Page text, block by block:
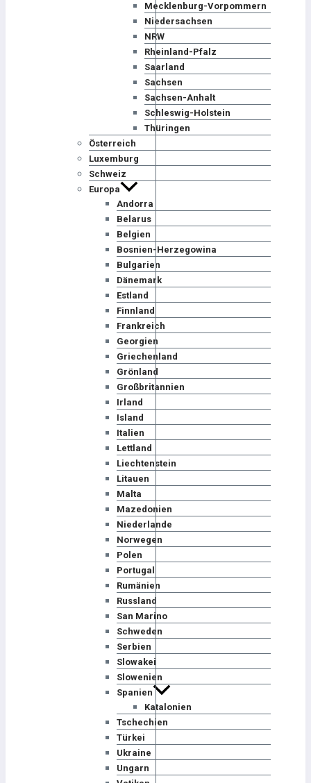
Mecklenburg-Vorpommern
Niedersachsen
NRW
Rheinland-Pfalz
Saarland
Sachsen
Sachsen-Anhalt
Schleswig-Holstein
Thüringen
Österreich
Luxemburg
Schweiz
Europa
Andorra
Belarus
Belgien
Bosnien-Herzegowina
Bulgarien
Dänemark
Estland
Finnland
Frankreich
Georgien
Griechenland
Grönland
Großbritannien
Irland
Island
Italien
Lettland
Liechtenstein
Litauen
Malta
Mazedonien
Niederlande
Norwegen
Polen
Portugal
Rumänien
Russland
San Marino
Schweden
Serbien
Slowakei
Slowenien
Spanien
Katalonien
Tschechien
Türkei
Ukraine
Ungarn